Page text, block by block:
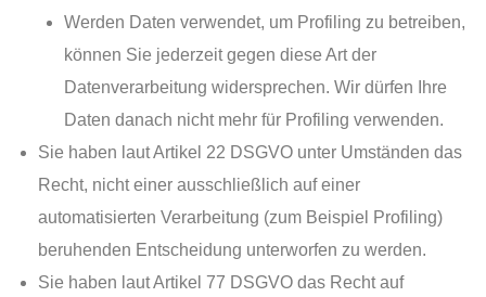
Werden Daten verwendet, um Profiling zu betreiben,
können Sie jederzeit gegen diese Art der
Datenverarbeitung widersprechen. Wir dürfen Ihre
Daten danach nicht mehr für Profiling verwenden.
Sie haben laut Artikel 22 DSGVO unter Umständen das
Recht, nicht einer ausschließlich auf einer
automatisierten Verarbeitung (zum Beispiel Profiling)
beruhenden Entscheidung unterworfen zu werden.
Sie haben laut Artikel 77 DSGVO das Recht auf